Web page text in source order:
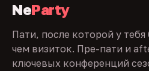
NeParty
Пати, после которой у
чем визиток. Пре-пати и
ключевых конференций